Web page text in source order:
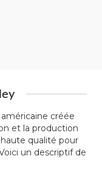
créée
et la production
qualité pour
un descriptif de